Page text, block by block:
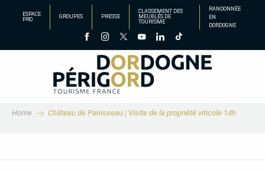
principal
ESPACE
PRO
GROUPES PRESSE
CLASSEMENT DES
MEUBLÉS DE
TOURISME
RANDONNÉE
EN
DORDOGNE
Home Château de Panisseau | Visite de la propriété viticole 14h